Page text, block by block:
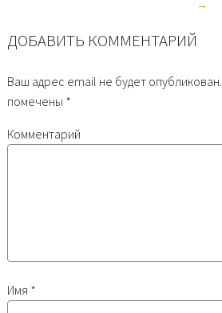
→
ДОБАВИТЬ КОММЕНТАРИЙ
Ваш адрес email не будет опубликован.
помечены *
Комментарий
Имя *